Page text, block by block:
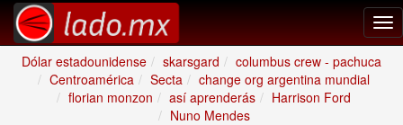
Dólar estadounidense
skarsgard
columbus crew - pachuca
Centroamérica
Secta
change org argentina mundial
florian monzon
así aprenderás
Harrison Ford
Nuno Mendes